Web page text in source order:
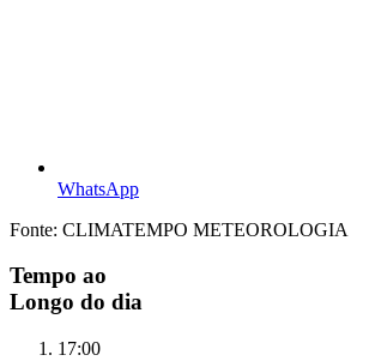
WhatsApp
Fonte: CLIMATEMPO METEOROLOGIA
Tempo ao
Longo do dia
17:00